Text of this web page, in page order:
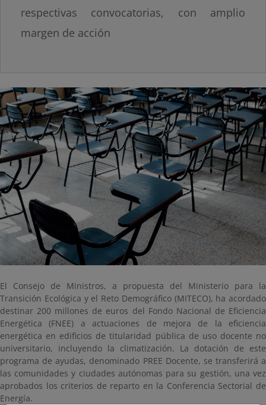
respectivas convocatorias, con amplio
margen de acción
El Consejo de Ministros, a propuesta del Ministerio para la
Transición Ecológica y el Reto Demográfico (MITECO), ha acordado
destinar 200 millones de euros del Fondo Nacional de Eficiencia
Energética (FNEE) a actuaciones de mejora de la eficiencia
energética en edificios de titularidad pública de uso docente no
universitario, incluyendo la climatización. La dotación de este
programa de ayudas, denominado PREE Docente, se transferirá a
las comunidades y ciudades autónomas para su gestión, una vez
aprobados los criterios de reparto en la Conferencia Sectorial de
Energía.